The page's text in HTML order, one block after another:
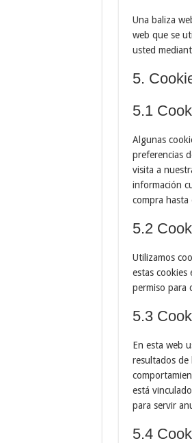
Una baliza
web que se
usted
5.
5.1
Algunas
preferencias
visita a
información
compra hasta
5.2
Utilizamos
estas cookies
permiso para
5.3
En esta web
resultados de
está
para servir
5.4